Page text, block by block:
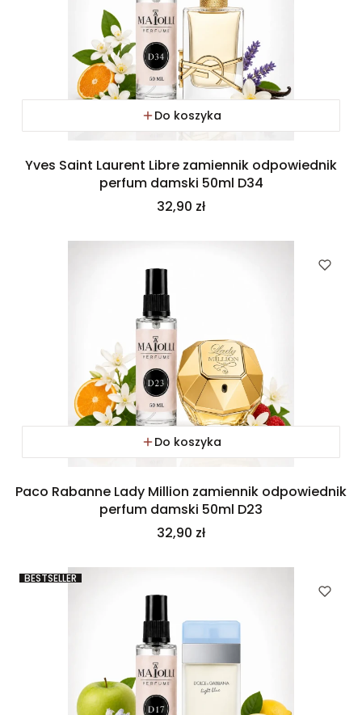
Do koszyka
Yves Saint Laurent Libre zamiennik odpowiednik
perfum damski 50ml D34
Cena
32,90 zł
Do koszyka
Paco Rabanne Lady Million zamiennik odpowiednik
perfum damski 50ml D23
Cena
32,90 zł
BESTSELLER